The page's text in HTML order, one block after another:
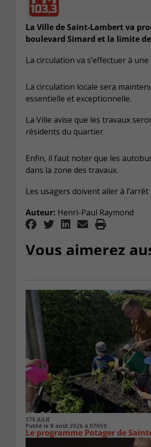
La Ville de Saint-Lambert va
boulevard Simard et la limite
La circulation va s’effectuer à
La circulation locale sera
essentielle et exceptionnelle.
La Ville avise que les travaux
résidents du quartier.
Enfin, il faut noter que les
dans la zone des travaux.
Les usagers doivent aller à
Auteur: Henri-Paul Raymond
Vous aimerez
STE-JULIE
Publié le 8 août 2026 à 07h59
Le programme Potager de